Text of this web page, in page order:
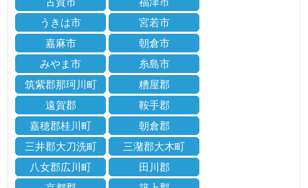
うきは市
宮若市
嘉麻市
朝倉市
みやま市
糸島市
筑紫郡那珂川町
糟屋郡
遠賀郡
鞍手郡
嘉穂郡桂川町
朝倉郡
三井郡大刀洗町
三潴郡大木町
八女郡広川町
田川郡